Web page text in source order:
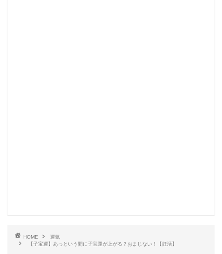
HOME
運気
【子宝運】あっという間に子宝運が上がる？おまじない！【妊活】